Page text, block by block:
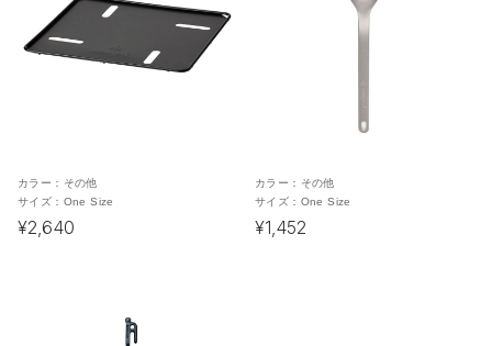
カラー： その他
サイズ： One Size
¥2,640
カラー： その他
サイズ： One Size
¥1,452